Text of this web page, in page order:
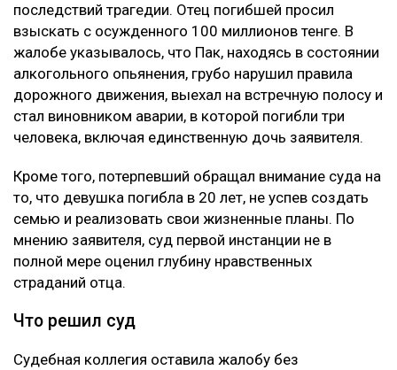
последствий трагедии. Отец погибшей просил
взыскать с осужденного 100 миллионов тенге. В
жалобе указывалось, что Пак, находясь в состоянии
алкогольного опьянения, грубо нарушил правила
дорожного движения, выехал на встречную полосу и
стал виновником аварии, в которой погибли три
человека, включая единственную дочь заявителя.
Кроме того, потерпевший обращал внимание суда на
то, что девушка погибла в 20 лет, не успев создать
семью и реализовать свои жизненные планы. По
мнению заявителя, суд первой инстанции не в
полной мере оценил глубину нравственных
страданий отца.
Что решил суд
Судебная коллегия оставила жалобу без